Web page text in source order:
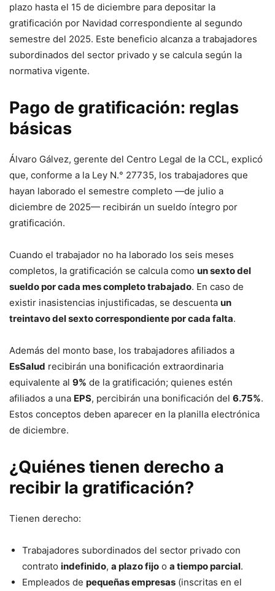
plazo hasta el 15 de diciembre para depositar la
gratificación por Navidad correspondiente al segundo
semestre del 2025. Este beneficio alcanza a trabajadores
subordinados del sector privado y se calcula según la
normativa vigente.
Pago de gratificación: reglas
básicas
Álvaro Gálvez, gerente del Centro Legal de la CCL, explicó
que, conforme a la Ley N.° 27735, los trabajadores que
hayan laborado el semestre completo —de julio a
diciembre de 2025— recibirán un sueldo íntegro por
gratificación.
Cuando el trabajador no ha laborado los seis meses
completos, la gratificación se calcula como un sexto del
sueldo por cada mes completo trabajado. En caso de
existir inasistencias injustificadas, se descuenta un
treintavo del sexto correspondiente por cada falta.
Además del monto base, los trabajadores afiliados a
EsSalud recibirán una bonificación extraordinaria
equivalente al 9% de la gratificación; quienes estén
afiliados a una EPS, percibirán una bonificación del 6.75%.
Estos conceptos deben aparecer en la planilla electrónica
de diciembre.
¿Quiénes tienen derecho a
recibir la gratificación?
Tienen derecho:
Trabajadores subordinados del sector privado con
contrato indefinido, a plazo fijo o a tiempo parcial.
Empleados de pequeñas empresas (inscritas en el